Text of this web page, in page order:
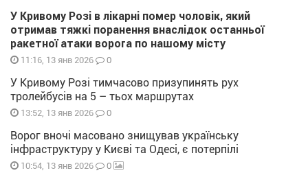
У Кривому Розі в лікарні помер чоловік, який
отримав тяжкі поранення внаслідок останньої
ракетної атаки ворога по нашому місту
11:16, 13 янв 2026 0
У Кривому Розі тимчасово призупинять рух
тролейбусів на 5 – тьох маршрутах
13:52, 13 янв 2026 0
Ворог вночі масовано знищував українську
інфраструктуру у Києві та Одесі, є потерпілі
10:54, 13 янв 2026 0